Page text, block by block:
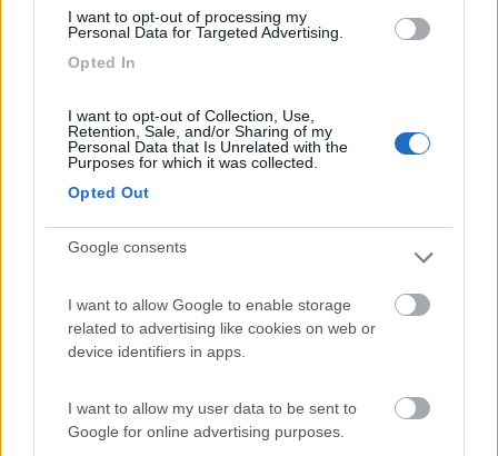
I want to opt-out of processing my
Personal Data for Targeted Advertising.
Opted In
I want to opt-out of Collection, Use,
Retention, Sale, and/or Sharing of my
Personal Data that Is Unrelated with the
Purposes for which it was collected.
Opted Out
Google consents
I want to allow Google to enable storage
related to advertising like cookies on web or
device identifiers in apps.
I want to allow my user data to be sent to
Google for online advertising purposes.
È naturale che i prezzi aumentino, è il meccanismo tra domanda
e offerta,
disposizioni di pubblica sicurezza? ,
Roberto
100176
1908
Inserito il29/05/2019 alle:23:49:05
09:14:19
All'origine del prezzo di un usato ci sono tanti fattori, oltre lo stato d'uso e
i km effettuati, anche il marchio ha la sua parte, per non dire della classe
ecologica, poi ci sono i patiti per certe motorizzazioni e del
I camper possono circolare sempre, indipendentemente dalla
classe di inquinamento , quindi poco conta di che classe é la